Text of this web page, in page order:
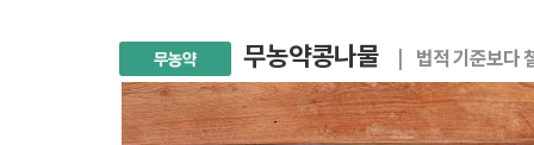
무농약콩나물 | 법적 기준보다